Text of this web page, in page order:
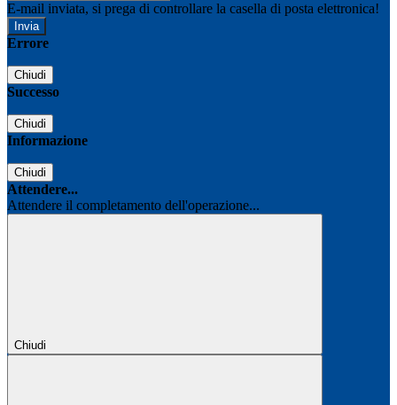
E-mail inviata, si prega di controllare la casella di posta elettronica!
Errore
Chiudi
Successo
Chiudi
Informazione
Chiudi
Attendere...
Attendere il completamento dell'operazione...
Chiudi